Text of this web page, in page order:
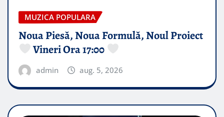
MUZICA POPULARA
Noua Piesă, Noua Formulă, Noul Proiect
Vineri Ora 17:00
admin aug. 5, 2026